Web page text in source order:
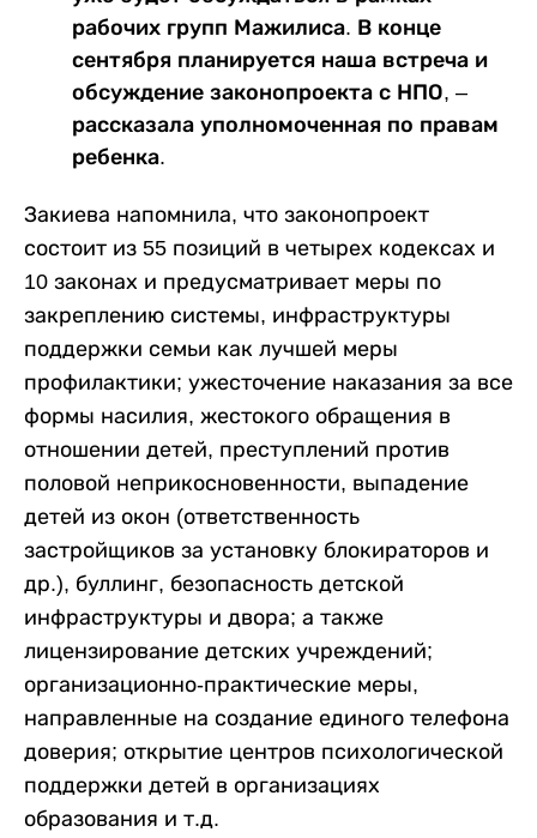
рабочих групп Мажилиса. В конце
сентября планируется наша встреча и
обсуждение законопроекта с НПО, –
рассказала уполномоченная по правам
ребенка.
Закиева напомнила, что законопроект
состоит из 55 позиций в четырех кодексах и
10 законах и предусматривает меры по
закреплению системы, инфраструктуры
поддержки семьи как лучшей меры
профилактики; ужесточение наказания за все
формы насилия, жестокого обращения в
отношении детей, преступлений против
половой неприкосновенности, выпадение
детей из окон (ответственность
застройщиков за установку блокираторов и
др.), буллинг, безопасность детской
инфраструктуры и двора; а также
лицензирование детских учреждений;
организационно-практические меры,
направленные на создание единого телефона
доверия; открытие центров психологической
поддержки детей в организациях
образования и т.д.